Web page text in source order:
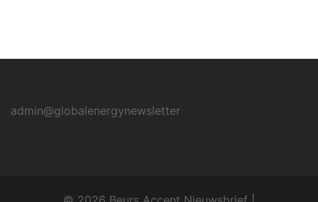
admin@globalenergynewsletter